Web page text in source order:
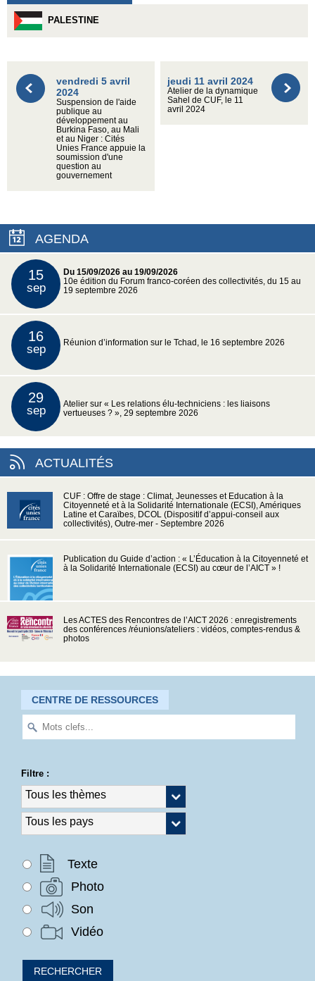
PALESTINE
vendredi 5 avril
2024
Suspension de l'aide
publique au
développement au
Burkina Faso, au Mali
et au Niger : Cités
Unies France appuie la
soumission d'une
question au
gouvernement
jeudi 11 avril 2024
Atelier de la dynamique
Sahel de CUF, le 11
avril 2024
AGENDA
15
sep
Du 15/09/2026 au 19/09/2026
10e édition du Forum franco-coréen des collectivités, du 15 au
19 septembre 2026
16
sep Réunion d’information sur le Tchad, le 16 septembre 2026
29
sep
Atelier sur « Les relations élu-techniciens : les liaisons
vertueuses ? », 29 septembre 2026
ACTUALITÉS
CUF : Offre de stage : Climat, Jeunesses et Education à la
Citoyenneté et à la Solidarité Internationale (ECSI), Amériques
Latine et Caraïbes, DCOL (Dispositif d’appui-conseil aux
collectivités), Outre-mer - Septembre 2026
Publication du Guide d’action : « L’Éducation à la Citoyenneté et
à la Solidarité Internationale (ECSI) au cœur de l’AICT » !
Les ACTES des Rencontres de l’AICT 2026 : enregistrements
des conférences /réunions/ateliers : vidéos, comptes-rendus &
photos
CENTRE DE RESSOURCES
Filtre :
Texte
Photo
Son
Vidéo